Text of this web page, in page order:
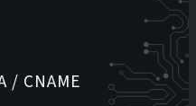
/ CNAME